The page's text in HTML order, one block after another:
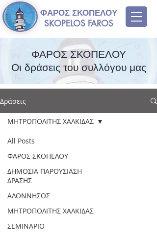
ΦΑΡΟΣ ΣΚΟΠΕΛΟΥ
SKOPELOS FAROS
ΦΑΡΟΣ ΣΚΟΠΕΛΟΥ
Οι δράσεις του συλλόγου μας
Δράσεις
All Posts
ΦΑΡΟΣ ΣΚΟΠΕΛΟΥ
ΔΗΜΟΣΙΑ ΠΑΡΟΥΣΙΑΣΗ
ΔΡΑΣΗΣ
ΑΛΟΝΝΗΣΟΣ
ΜΗΤΡΟΠΟΛΙΤΗΣ ΧΑΛΚΙΔΑΣ
ΣΕΜΙΝΑΡΙΟ
ΜΗΤΡΟΠΟΛΙΤΗΣ ΧΑΛΚΙΔΑΣ